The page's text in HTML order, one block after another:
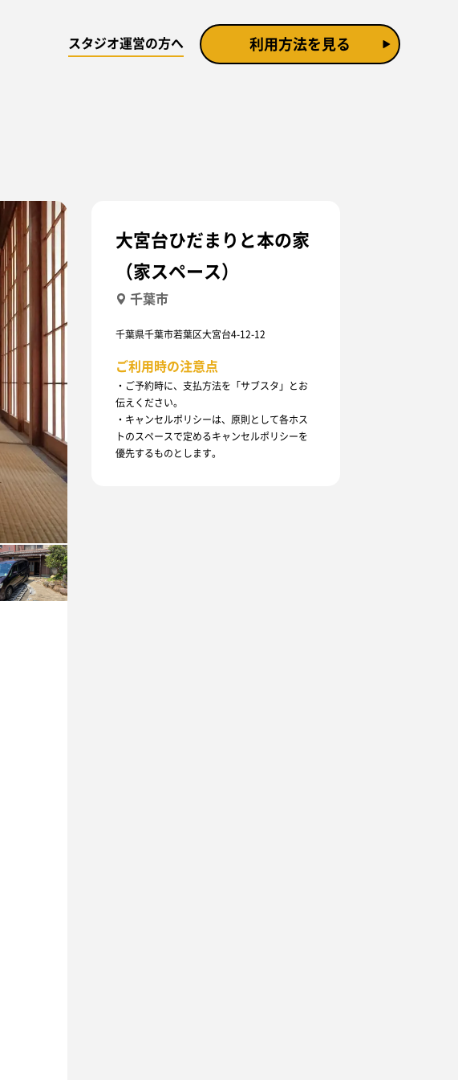
スタジオ運営の方へ 利用方法を見る
大宮台ひだまりと本の家
（家スペース）
千葉市
千葉県千葉市若葉区大宮台4-12-12
ご利用時の注意点
・ご予約時に、支払方法を「サブスタ」とお
伝えください。
・キャンセルポリシーは、原則として各ホス
トのスペースで定めるキャンセルポリシーを
優先するものとします。